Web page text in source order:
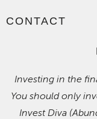
CONTACT
Investing in the
You should only
Invest Diva